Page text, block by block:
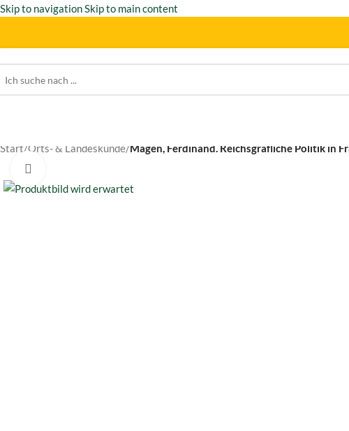
Skip to navigationSkip to main content
Start/Orts- & Landeskunde/Magen, Ferdinand. Reichsgräfliche Politik in